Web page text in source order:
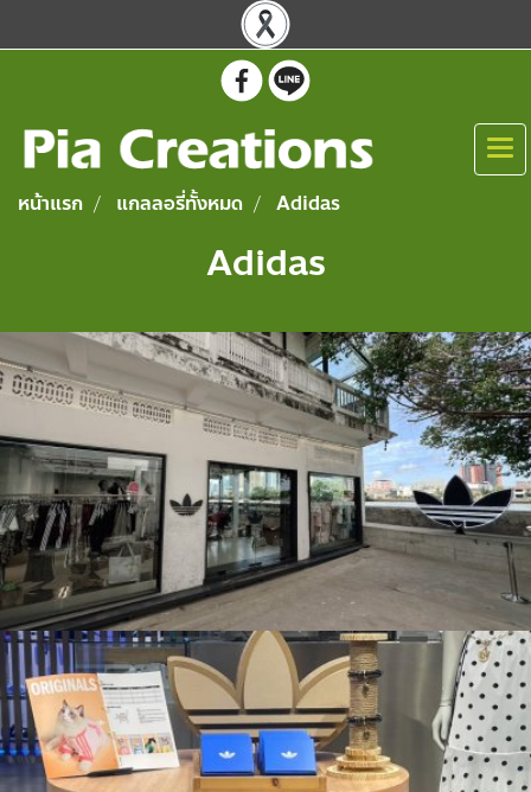
หน้าแรก แกลลอรี่ทั้งหมด Adidas
Adidas